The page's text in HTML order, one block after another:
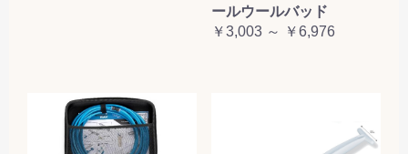
ールウールバッド
￥3,003 ～ ￥6,976